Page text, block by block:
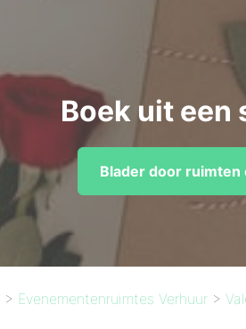
Boek uit een
Blader door ruimten
> Evenementenruimtes Verhuur >